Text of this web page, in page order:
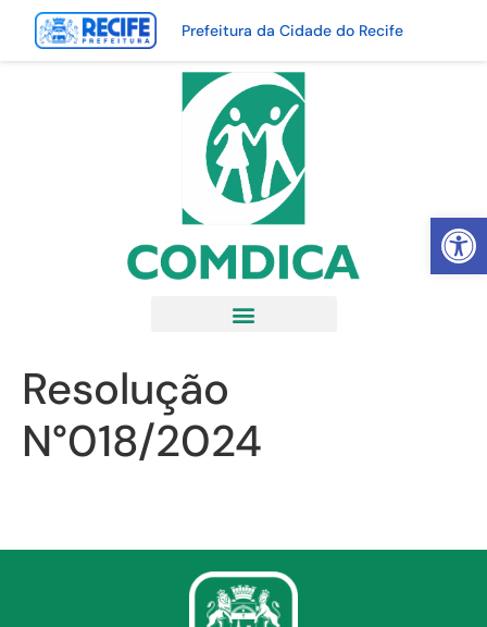
Abrir
Prefeitura da Cidade do Recife
Resolução
N°018/2024